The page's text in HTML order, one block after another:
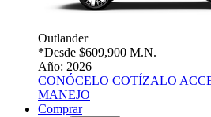
Outlander
*Desde $609,900 M.N.
Año: 2026
CONÓCELO COTÍZALO
MANEJO
Comprar